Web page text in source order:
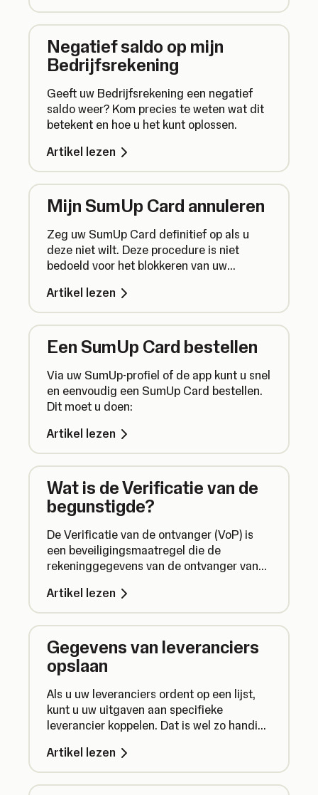
Negatief saldo op mijn
Bedrijfsrekening
Geeft uw Bedrijfsrekening een negatief
saldo weer? Kom precies te weten wat dit
betekent en hoe u het kunt oplossen.
Artikel lezen
Mijn SumUp Card annuleren
Zeg uw SumUp Card definitief op als u
deze niet wilt. Deze procedure is niet
bedoeld voor het blokkeren van uw
de onderkant van deze pagina. U vindt
daar instructies om een nieuwe pas te
bestellen.
Artikel lezen
Een SumUp Card bestellen
Via uw SumUp-profiel of de app kunt u snel
en eenvoudig een SumUp Card bestellen.
Dit moet u doen:
Artikel lezen
Wat is de Verificatie van de
begunstigde?
De Verificatie van de ontvanger (VoP) is
een beveiligingsmaatregel die de
rekeninggegevens van de ontvanger van
van te zijn dat het geld op de juiste plek
terecht komt. Dit moet u weten.
Artikel lezen
Gegevens van leveranciers
opslaan
Als u uw leveranciers ordent op een lijst,
kunt u uw uitgaven aan specifieke
leverancier koppelen. Dat is wel zo handig,
gegevens in te voeren.
Artikel lezen